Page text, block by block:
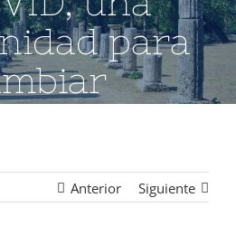
para
Anterior Siguiente